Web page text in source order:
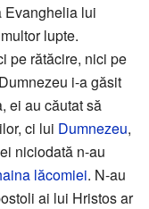
Evanghelia lui
lupte.
pe rătăcire, nici pe
i-a găsit
ei au căutat să
ci lui Dumnezeu,
niciodată n-au
lăcomiei. N-au
ai lui Hristos ar